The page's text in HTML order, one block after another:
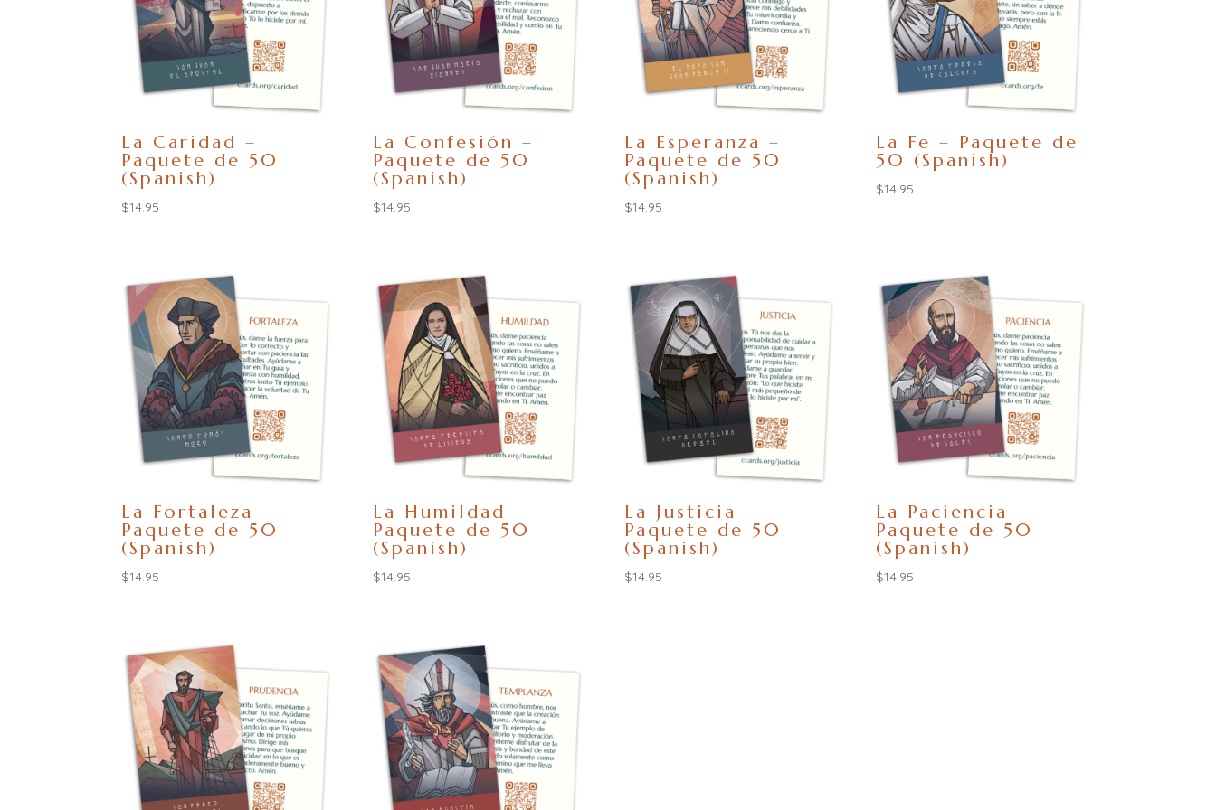
La Caridad –
Paquete de 50
(Spanish)
$14.95
La Confesión –
Paquete de 50
(Spanish)
$14.95
La Esperanza –
Paquete de 50
(Spanish)
$14.95
La Fe – Paquete de
50 (Spanish)
$14.95
La Fortaleza –
Paquete de 50
(Spanish)
$14.95
La Humildad –
Paquete de 50
(Spanish)
$14.95
La Justicia –
Paquete de 50
(Spanish)
$14.95
La Paciencia –
Paquete de 50
(Spanish)
$14.95